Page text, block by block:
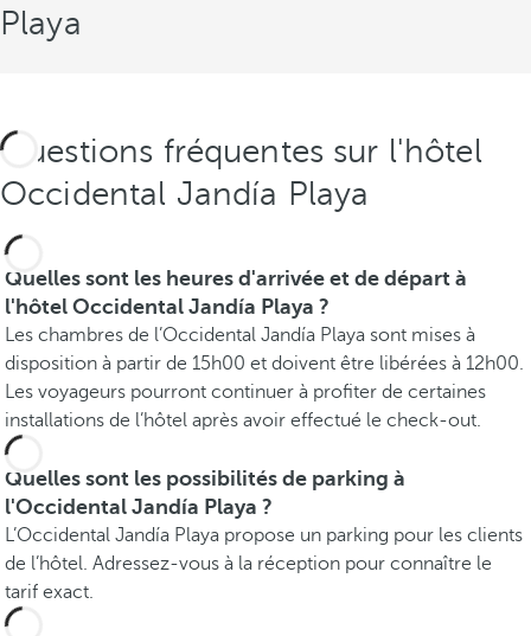
Playa
Questions fréquentes sur l'hôtel
Occidental Jandía Playa
Quelles sont les heures d'arrivée et de départ à
l'hôtel Occidental Jandía Playa ?
Les chambres de l’Occidental Jandía Playa sont mises à
disposition à partir de 15h00 et doivent être libérées à 12h00.
Les voyageurs pourront continuer à profiter de certaines
installations de l’hôtel après avoir effectué le check-out.
Quelles sont les possibilités de parking à
l'Occidental Jandía Playa ?
L’Occidental Jandía Playa propose un parking pour les clients
de l’hôtel. Adressez-vous à la réception pour connaître le
tarif exact.